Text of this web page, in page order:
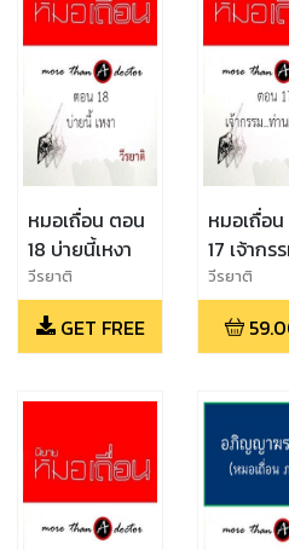
หมอเถื่อน ตอน
18 บ่ายนี้เหงา
วีรยาติ
GET FREE
หมอเถื่อ
17 เจ้ากร
ท่านผู้ยิ่งใ
วีรยาติ